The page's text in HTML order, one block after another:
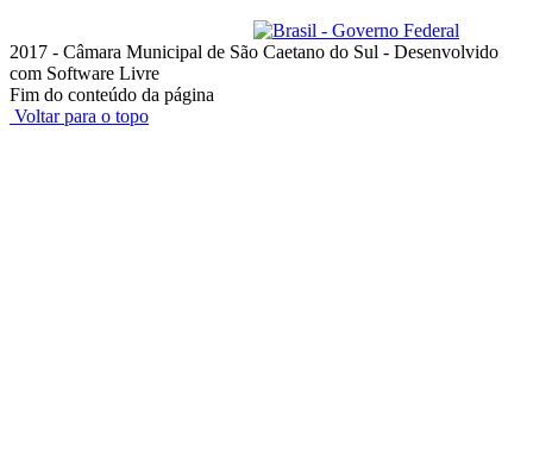
2017 - Câmara Municipal de São Caetano do Sul - Desenvolvido
com Software Livre
Fim do conteúdo da página
Voltar para o topo